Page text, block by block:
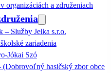
organizáciách a združeniach
– Služby Jelka s.r.o.
zariadenia
Jókai Szó
(Dobrovoľný hasičský zbor obce